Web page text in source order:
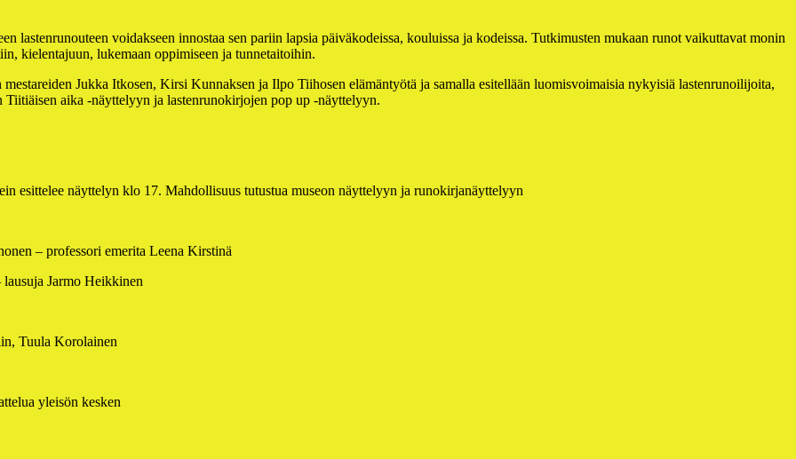
lastenrunouteen voidakseen innostaa sen pariin lapsia päiväkodeissa, kouluissa ja kodeissa. Tutkimusten mukaan runot vaikuttavat monin
kielentajuun, lukemaan oppimiseen ja tunnetaitoihin.
Jukka Itkosen, Kirsi Kunnaksen ja Ilpo Tiihosen elämäntyötä ja samalla esitellään luomisvoimaisia nykyisiä lastenrunoilijoita,
aika -näyttelyyn ja lastenrunokirjojen pop up -näyttelyyn.
esittelee näyttelyn klo 17. Mahdollisuus tutustua museon näyttelyyn ja runokirjanäyttelyyn
– professori emerita Leena Kirstinä
Jarmo Heikkinen
Tuula Korolainen
yleisön kesken